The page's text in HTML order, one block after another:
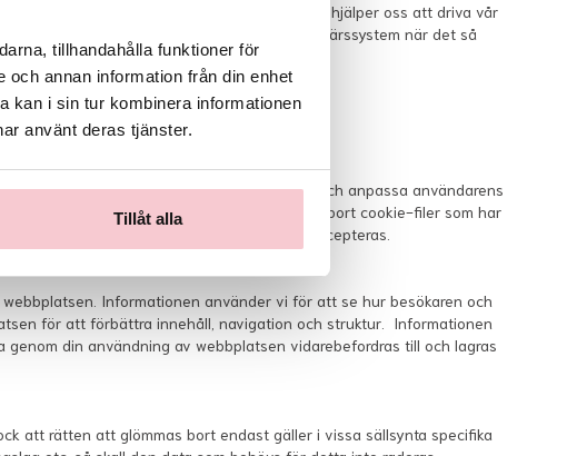
tillhandahålla funktioner för
annan information från din enhet
kan i sin tur kombinera informationen
använt deras tjänster.
Tillåt alla
part räknas inte betrodd tredjepart som hjälper oss att driva vår
betalningsleverantörer, TA system samt affärssystem när det så
Sverige AB.
användarupplevelsen genom att spåra och anpassa användarens
Användaren kan när som helst välja att ta bort cookie-filer som har
webbläsare så att cookies inte accepteras.
Informationen använder vi för att se hur besökaren och
för att förbättra innehåll, navigation och struktur. Informationen
din användning av webbplatsen vidarebefordras till och lagras
att rätten att glömmas bort endast gäller i vissa sällsynta specifika